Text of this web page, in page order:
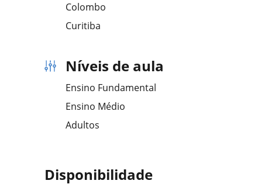
Colombo
Curitiba
Níveis de aula
Ensino Fundamental
Ensino Médio
Adultos
Disponibilidade